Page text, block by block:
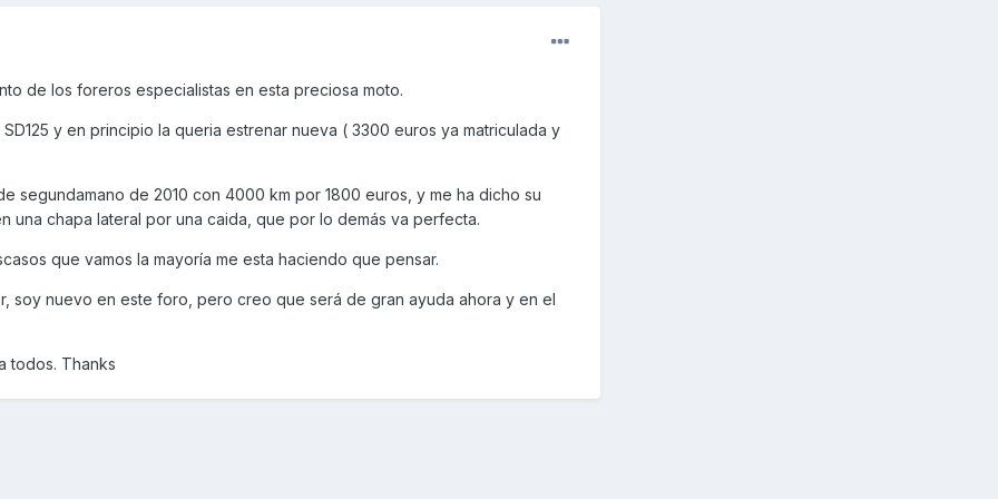
de los foreros especialistas en esta preciosa moto.
y en principio la queria estrenar nueva ( 3300 euros ya matriculada y
segundamano de 2010 con 4000 km por 1800 euros, y me ha dicho su
una chapa lateral por una caida, que por lo demás va perfecta.
que vamos la mayoría me esta haciendo que pensar.
soy nuevo en este foro, pero creo que será de gran ayuda ahora y en el
todos. Thanks